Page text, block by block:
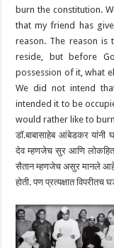
burn the constitution.
that my friend has
reason. The reason is
reside, but before
possession of it, what
We did not intend
intended it to be
would rather like to
डाॅ.बाबासाहेब आंबेडकर यांनी
देव म्हणजेच सुर आणि लोकहित
सैतान म्हणजेच असुर मानले आहे.
होती. पण प्रत्यक्षात